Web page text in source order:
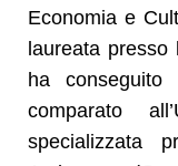
Economia e
laureata presso
ha
comparato
specializzata